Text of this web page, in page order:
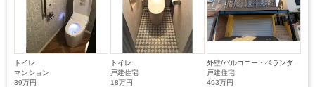
トイレ
マンション
39万円
トイレ
戸建住宅
18万円
外壁/バルコニー・ベランダ
戸建住宅
493万円